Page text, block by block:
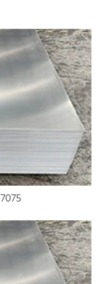
7075 صفيحة ألومنيوم